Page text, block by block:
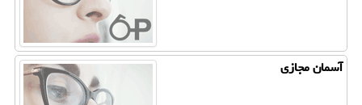
آسمان مجازی